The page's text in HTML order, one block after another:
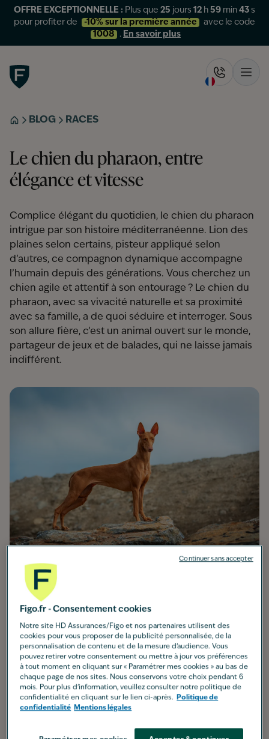
OFFRE EXCEPTIONNELLE : Plus que 25 jours 12 h 59 min 43 s
pour profiter de
-10% sur la première année
avec le code
1008
. En savoir plus
Figo
ACCUEIL
BLOG RACES
Le chien du pharaon, entre
élégance et vitesse
Complice élégant du quotidien, le chien du pharaon
intrigue par son histoire méditerranéenne. Lion des
plaines selon certains, pisteur appliqué selon
d’autres, ce compagnon dynamique accompagne
l’humain depuis des générations. Vous cherchez un
chien agile et attentif à son entourage ? Le chien du
pharaon, avec sa vivacité naturelle et sa proximité
avec sa famille, a de quoi séduire et interroger. Sous
son allure fière, c’est un animal ouvert sur le monde,
partageur de jeux et de balades, qui ne laisse jamais
indifférent.
Origine : Malte
Taille moyenne :
Poids moyen :mâle : 23-27 kg ; femelle : 20-25 kg
Pelage :court, lisse, rouge-brun avec marques
blanches
Espérance de vie :12 à 14 ans
Caractère : vif, intelligent, joueur
Groupe :5 (Chiens de type Spitz et primitif)
des restrictions particulières
Figo.fr - Consentement cookies
Notre site HD Assurances/Figo et nos partenaires utilisent des
cookies pour vous proposer de la publicité personnalisée, de la
personnalisation de contenu et de la mesure d’audience. Vous
pouvez retirer votre consentement ou mettre à jour vos préférences
à tout moment en cliquant sur « Paramétrer mes cookies » au bas de
chaque page de nos sites. Nous conservons votre choix pendant 6
mois. Pour plus d'information, veuillez consulter notre politique de
confidentialité en cliquant sur le lien ci-après.
Politique de
confidentialité Mentions légales
Continuer sans accepter